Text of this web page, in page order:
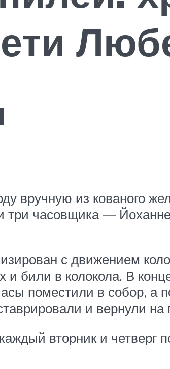
вручную из кованого
три часовщика —
с движением
и били в колокола. В
поместили в собор, а
и вернули на
вторник и четверг